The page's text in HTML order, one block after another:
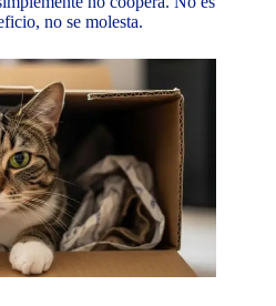
no se molesta.